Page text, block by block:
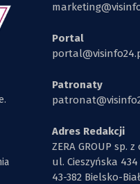
Portal
Patronaty
Adres Redakcji
ZERA GROUP sp. z
ul. Cieszyńska 434
43-382 Bielsko-